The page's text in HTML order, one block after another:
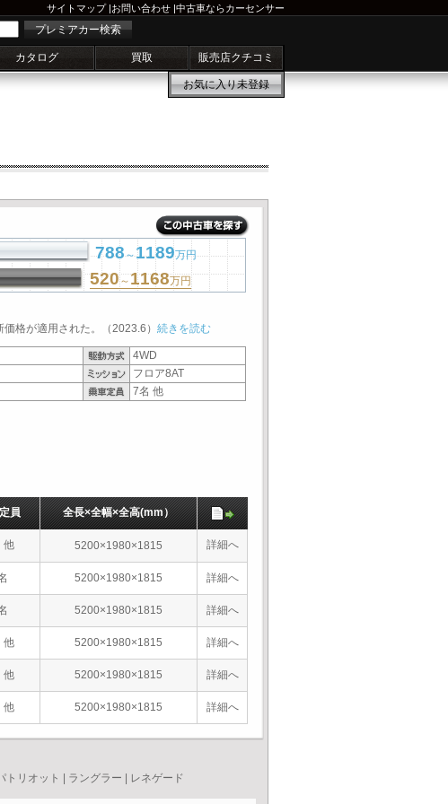
サイトマップ|お問い合わせ |中古車ならカーセンサー
プレミアカー検索
カタログ 買取 販売店クチコミ
お気に入り未登録
788～1189万円
520～1168万円
格が適用された。（2023.6） 続きを読む
4WD
フロア8AT
7名 他
員 全長×全幅×全高(mm）
他 5200×1980×1815 詳細へ
5200×1980×1815 詳細へ
5200×1980×1815 詳細へ
他 5200×1980×1815 詳細へ
他 5200×1980×1815 詳細へ
他 5200×1980×1815 詳細へ
トリオット ラングラー レネゲード